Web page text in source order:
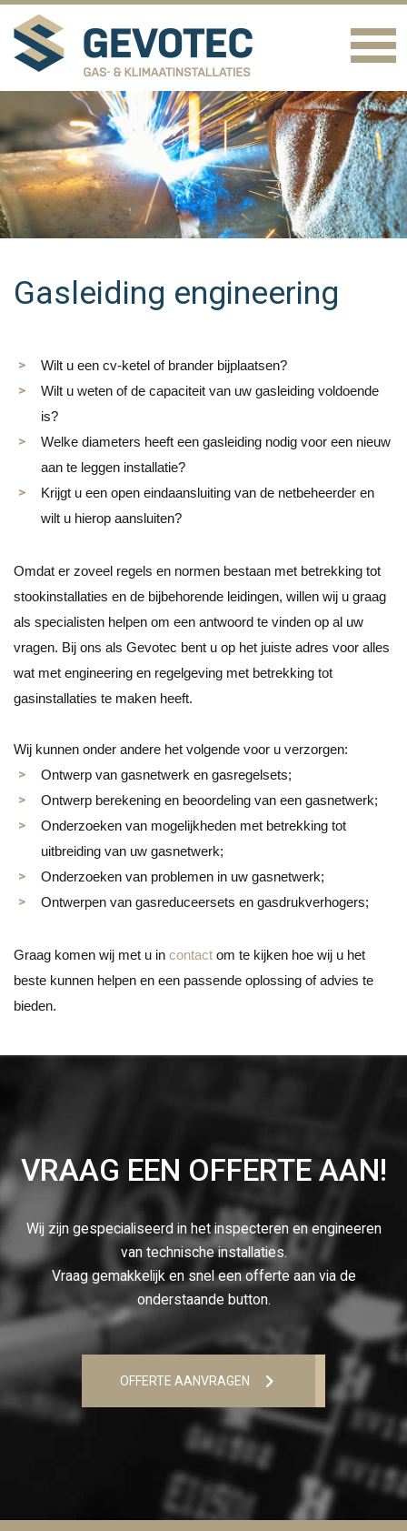
Gasleiding engineering
Wilt u een cv-ketel of brander bijplaatsen?
Wilt u weten of de capaciteit van uw gasleiding voldoende
is?
Welke diameters heeft een gasleiding nodig voor een nieuw
aan te leggen installatie?
Krijgt u een open eindaansluiting van de netbeheerder en
wilt u hierop aansluiten?
Omdat er zoveel regels en normen bestaan met betrekking tot
stookinstallaties en de bijbehorende leidingen, willen wij u graag
als specialisten helpen om een antwoord te vinden op al uw
vragen. Bij ons als Gevotec bent u op het juiste adres voor alles
wat met engineering en regelgeving met betrekking tot
gasinstallaties te maken heeft.
Wij kunnen onder andere het volgende voor u verzorgen:
Ontwerp van gasnetwerk en gasregelsets;
Ontwerp berekening en beoordeling van een gasnetwerk;
Onderzoeken van mogelijkheden met betrekking tot
uitbreiding van uw gasnetwerk;
Onderzoeken van problemen in uw gasnetwerk;
Ontwerpen van gasreduceersets en gasdrukverhogers;
Graag komen wij met u in contact om te kijken hoe wij u het
beste kunnen helpen en een passende oplossing of advies te
bieden.
VRAAG EEN OFFERTE AAN!
Wij zijn gespecialiseerd in het inspecteren en engineeren
van technische installaties.
Vraag gemakkelijk en snel een offerte aan via de
onderstaande button.
OFFERTE AANVRAGEN